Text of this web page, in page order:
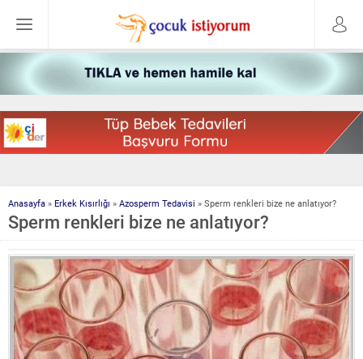
Anasayfa » Erkek Kısırlığı » Azosperm Tedavisi » Sperm renkleri bize ne anlatıyor?
Sperm renkleri bize ne anlatıyor?